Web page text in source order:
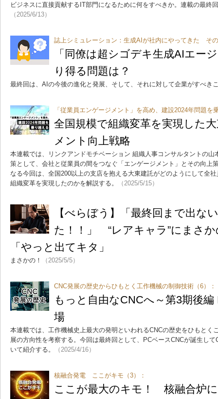
ビジネスに直接貢献するIT部門になるために何をすべきか。連載の最終
（2025/6/13）
誌上シミュレーション：生成AIが社内にやってきた そ
「同僚は超シゴデキ生成AIエー
り得る問題は？
最終回は、AIの今後の進化と発展、そして、それに対して企業がすべき
「従業員エンゲージメント」を高め、建設2024年問題を
全国規模で組織変革を実現した
メント向上戦略
本連載では、リンクアンドモチベーション 組織人事コンサルタントの山
策として、会社と従業員の間をつなぐ「エンゲージメント」とその向上
なる今回は、全国200以上の支店を抱える大東建託がどのようにして全
組織変革を実現したのかを解説する。
（2025/5/15）
【べらぼう】「最終回まで出な
た！！」 “レアキャラ”にまさ
「やっと出てキタ」
まさかの！ （2025/5/5）
CNC発展の歴史からひもとく工作機械の制御技術（6）：
もっと自由なCNCへ～第3期後
場
本連載では、工作機械史上最大の発明といわれるCNCの歴史をひもとく
展の方向性を考察する。今回は最終回として、PCベースCNCが誕生し
いて紹介する。
（2025/4/16）
核融合発電 ここがキモ（3）：
ここが最大のキモ！ 核融合炉